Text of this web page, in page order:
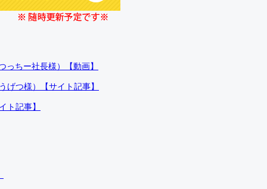
ちー社長様）【動画】
げつ様）【サイト記事】
ト記事】